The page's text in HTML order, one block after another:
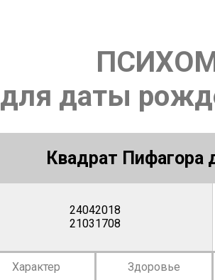
для даты
Квадрат Пифагора
24042018
21031708
Характер
Здоровье